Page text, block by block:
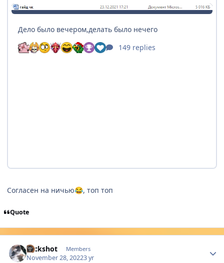
Согласен на ничью😂, топ топ
Quote
Nickshot Members
November 28, 20223 yr